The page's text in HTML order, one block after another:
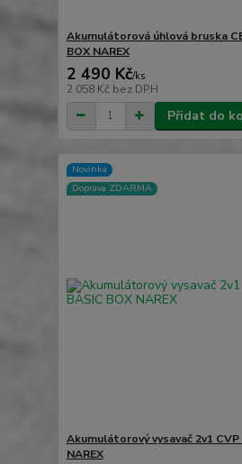
Akumulátorová úhlová bruska
BOX NAREX
2 490 Kč/ks
2 058 Kč bez DPH
Přidat do
Novinka
Doprava ZDARMA
Akumulátorový vysavač 2v1 CVP
NAREX